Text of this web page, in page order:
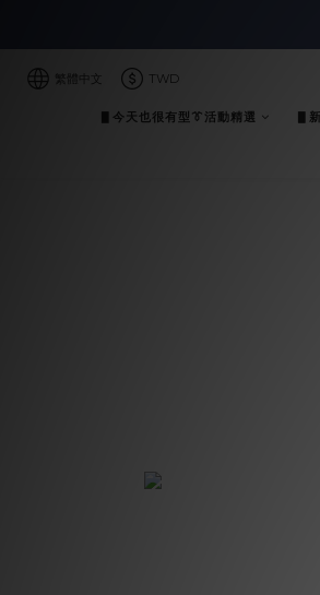
繁體中文 TWD
▋今天也很有型👔活動精選 ▋